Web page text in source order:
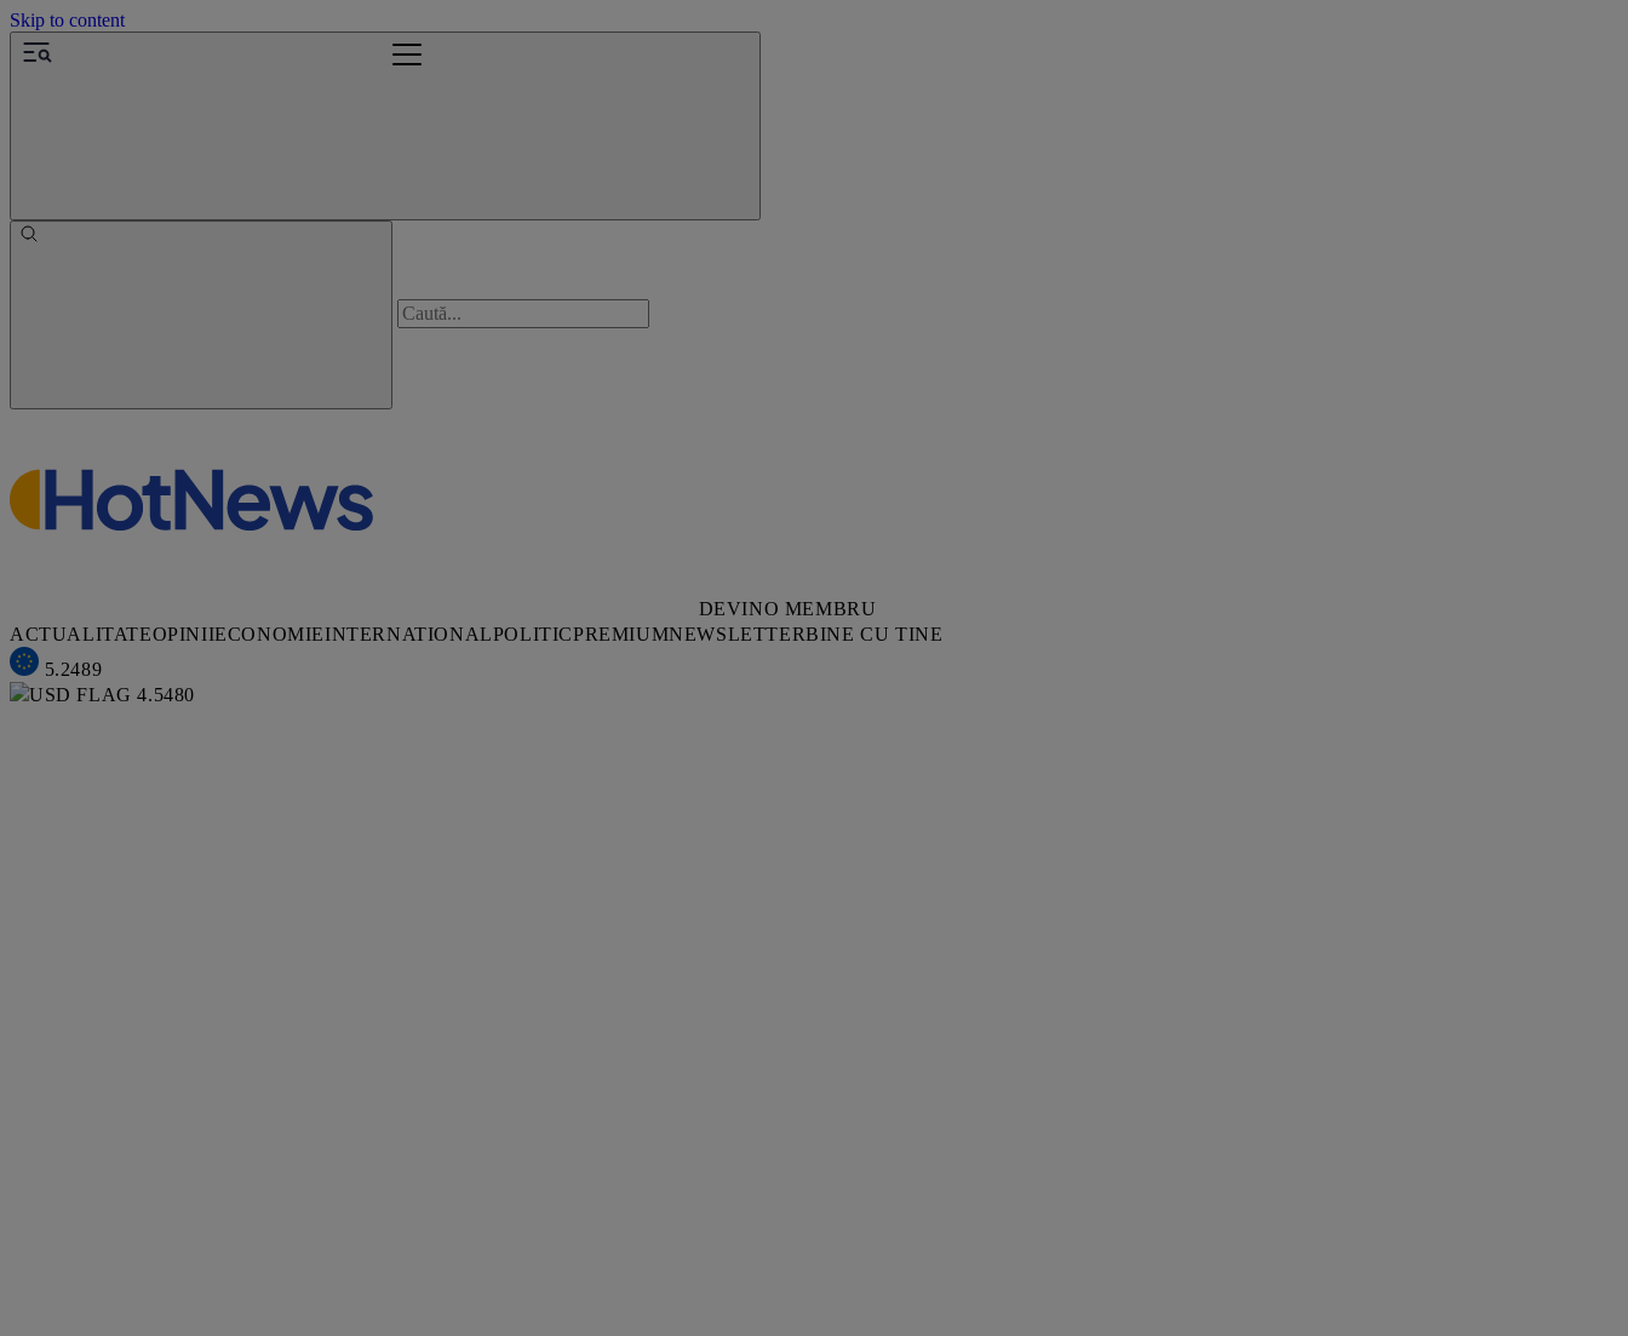
Skip to content
DEVINO MEMBRU
ACTUALITATEOPINIIECONOMIEINTERNATIONALPOLITICPREMIUMNEWSLETTERBINE CU TINE
5.2489
4.5480